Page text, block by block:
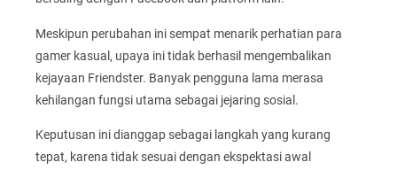
Meskipun perubahan ini sempat menarik perhatian para
gamer kasual, upaya ini tidak berhasil mengembalikan
kejayaan Friendster. Banyak pengguna lama merasa
kehilangan fungsi utama sebagai jejaring sosial.
Keputusan ini dianggap sebagai langkah yang kurang
tepat, karena tidak sesuai dengan ekspektasi awal